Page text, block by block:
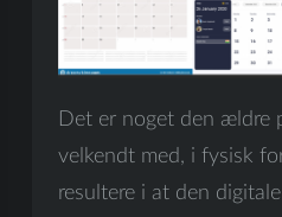
Det er noget den ældre
velkendt med, i fysisk
resultere i at den